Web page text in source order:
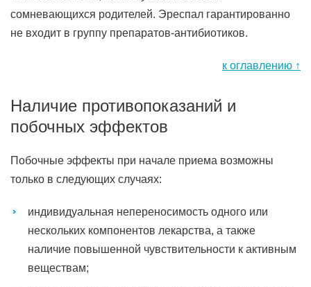
сомневающихся родителей. Эреспал гарантированно
не входит в группу препаратов-антибиотиков.
к оглавлению ↑
Наличие противопоказаний и
побочных эффектов
Побочные эффекты при начале приема возможны
только в следующих случаях:
индивидуальная непереносимость одного или
нескольких компонентов лекарства, а также
наличие повышенной чувствительности к активным
веществам;